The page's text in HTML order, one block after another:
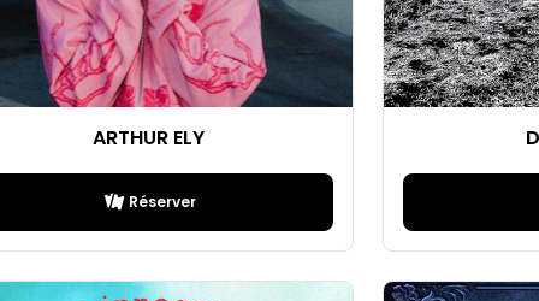
ARTHUR ELY
Réserver